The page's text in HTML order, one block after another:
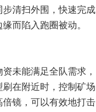
清扫外围，快速完成
而陷入跑圈被动。
未能满足全队需求，
在附近时，控制矿场
镜，可以有效地打击